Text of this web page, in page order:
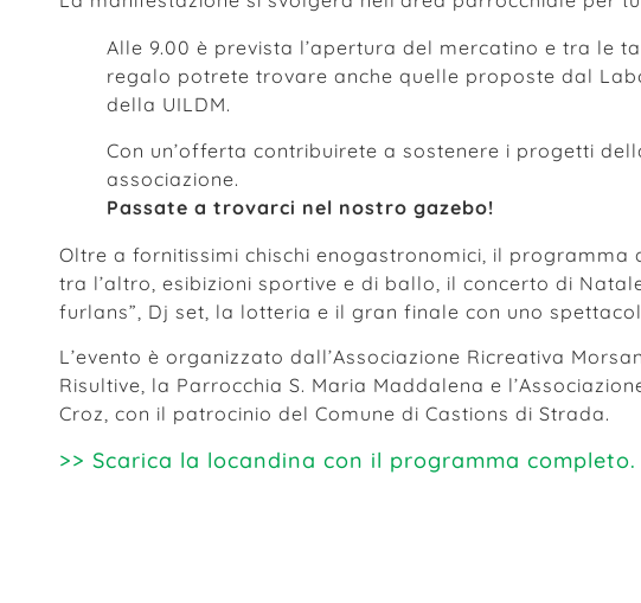
Alle 9.00 è prevista l’apertura del mercatino e tra le
regalo potrete trovare anche quelle proposte dal
della UILDM.
Con un’offerta contribuirete a sostenere i progetti
associazione.
Passate a trovarci nel nostro gazebo!
Oltre a fornitissimi chischi enogastronomici, il programma
tra l’altro, esibizioni sportive e di ballo, il concerto di
furlans”, Dj set, la lotteria e il gran finale con uno
L’evento è organizzato dall’Associazione Ricreativa
Risultive, la Parrocchia S. Maria Maddalena e
Croz, con il patrocinio del Comune di Castions di Strada.
>> Scarica la locandina con il programma completo.